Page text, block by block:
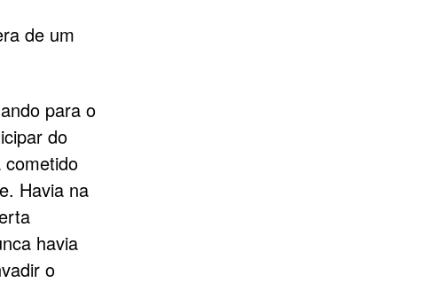
de um
para o
do
Havia na
havia
o